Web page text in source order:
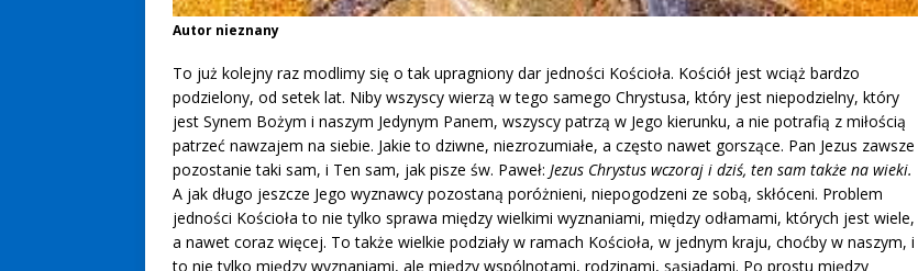
Autor nieznany
To już kolejny raz modlimy się o tak upragniony dar jedności Kościoła. Kościół jest wciąż bardzo
podzielony, od setek lat. Niby wszyscy wierzą w tego samego Chrystusa, który jest niepodzielny, który
jest Synem Bożym i naszym Jedynym Panem, wszyscy patrzą w Jego kierunku, a nie potrafią z miłością
patrzeć nawzajem na siebie. Jakie to dziwne, niezrozumiałe, a często nawet gorszące. Pan Jezus zawsze
pozostanie taki sam, i Ten sam, jak pisze św. Paweł: Jezus Chrystus wczoraj i dziś, ten sam także na wieki.
A jak długo jeszcze Jego wyznawcy pozostaną poróżnieni, niepogodzeni ze sobą, skłóceni. Problem
jedności Kościoła to nie tylko sprawa między wielkimi wyznaniami, między odłamami, których jest wiele,
a nawet coraz więcej. To także wielkie podziały w ramach Kościoła, w jednym kraju, choćby w naszym, i
to nie tylko między wyznaniami, ale między wspólnotami, rodzinami, sąsiadami. Po prostu między